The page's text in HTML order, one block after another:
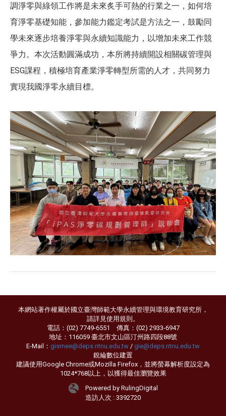
調淨零與綠領工作將是未來炙手可熱的行業之一，如何培
育淨零基礎知能，參加能力鑑定考試是方法之一，鼓勵同
學未來逐步培養淨零與永續知識能力，以增加未來工作競
爭力。本次活動圓滿成功，本所將持續開設相關碳管理與
ESG課程，積極培育產業淨零轉型所需的人才，共同努力
實現我國淨零永續目標。
本網站著作權屬於國立臺灣師範大學永續管理與環境教育研究所，
請詳見使用規則 。
電話：(02) 7749-6551 傳真：(02) 2933-6947
地址：116059 臺北市文山區汀州路四段88號
E-Mail： gismee@deps.ntnu.edu.tw / gie@deps.ntnu.edu.tw
銳綸數位建置
建議使用Google Chrome或Mozilla Firefox，並將螢幕解析度設定為
1024*768以上，以獲得最佳瀏覽效果
Powered by RulingDigital
造訪人次 : 3392720